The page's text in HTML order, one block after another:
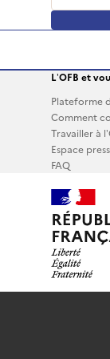
L’OFB et
Plateforme
Comment
Travailler à
Espace
FAQ
Sauf